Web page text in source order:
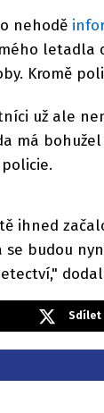
nehodě
letadla
Kromě
už ale
má
ihned
se budou
Sdílet